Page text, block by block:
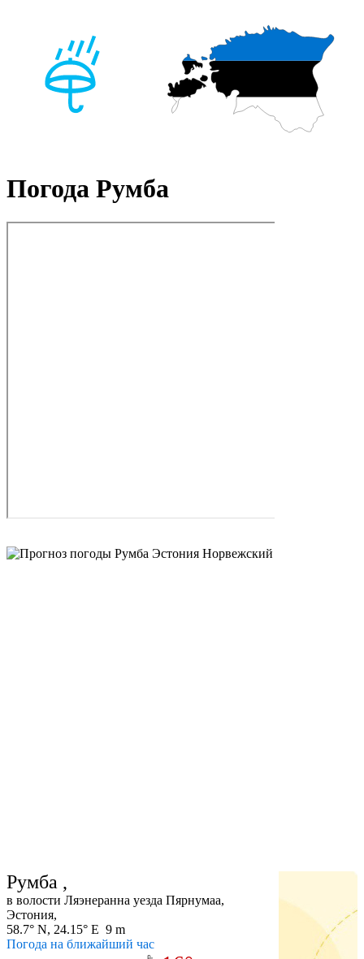
Погода Румба
Румба ,
в волости Ляэнеранна уезда Пярнумаа,
Эстония,
58.7° N, 24.15° E 9 m
Погода на ближайший час